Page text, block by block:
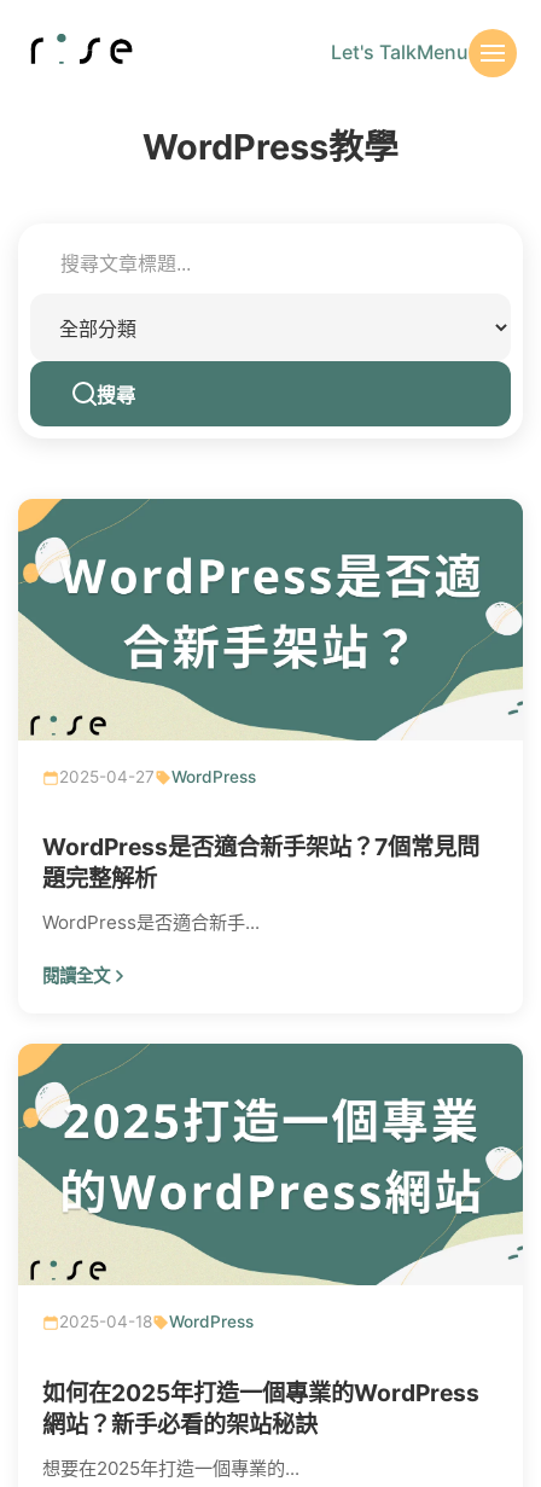
Let's TalkMenu
WordPress教學
搜尋
2025-04-27 WordPress
WordPress是否適合新手架站？7個常見問
題完整解析
WordPress是否適合新手...
閱讀全文
2025-04-18 WordPress
如何在2025年打造一個專業的WordPress
網站？新手必看的架站秘訣
想要在2025年打造一個專業的...